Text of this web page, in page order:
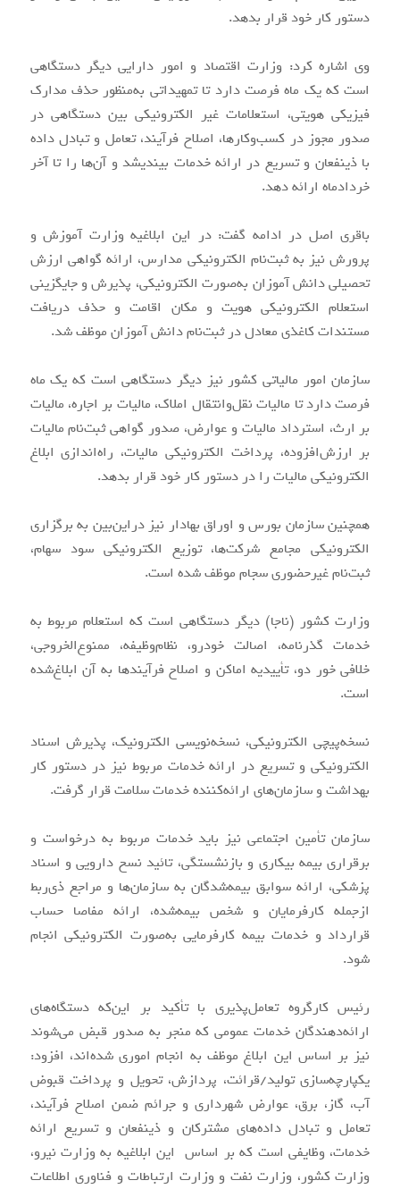
دستور کار خود قرار بدهد.
وی اشاره کرد: وزارت اقتصاد و امور دارایی دیگر دستگاهی
است که یک ماه فرصت دارد تا تمهیداتی به‌منظور حذف مدارک
فیزیکی هویتی، استعلامات غیر الکترونیکی بین دستگاهی در
صدور مجوز در کسب‌وکارها، اصلاح فرآیند، تعامل و تبادل داده
با ذینفعان و تسریع در ارائه خدمات بیندیشد و آن‌ها را تا آخر
خردادماه ارائه دهد.
باقری اصل در ادامه گفت: در این ابلاغیه وزارت آموزش و
پرورش نیز به ثبت‌نام الکترونیکی مدارس، ارائه گواهی ارزش
تحصیلی دانش آموزان به‌صورت الکترونیکی، پذیرش و جایگزینی
استعلام الکترونیکی هویت و مکان اقامت و حذف دریافت
مستندات کاغذی معادل در ثبت‌نام دانش آموزان موظف شد.
سازمان امور مالیاتی کشور نیز دیگر دستگاهی است که یک ماه
فرصت دارد تا مالیات نقل‌وانتقال املاک، مالیات بر اجاره، مالیات
بر ارث، استرداد مالیات و عوارض، صدور گواهی ثبت‌نام مالیات
بر ارزش‌افزوده، پرداخت الکترونیکی مالیات، راه‌اندازی ابلاغ
الکترونیکی مالیات را در دستور کار خود قرار بدهد.
همچنین سازمان بورس و اوراق بهادار نیز دراین‌بین به برگزاری
الکترونیکی مجامع شرکت‌ها، توزیع الکترونیکی سود سهام،
ثبت‌نام غیرحضوری سجام موظف شده است.
وزارت کشور (ناجا) دیگر دستگاهی است که استعلام مربوط به
خدمات گذرنامه، اصالت خودرو، نظام‌وظیفه، ممنوع‌الخروجی،
خلافی خور دو، تأییدیه اماکن و اصلاح فرآیندها به آن ابلاغ‌شده
است.
نسخه‌پیچی الکترونیکی، نسخه‌نویسی الکترونیک، پذیرش اسناد
الکترونیکی و تسریع در ارائه خدمات مربوط نیز در دستور کار
بهداشت و سازمان‌های ارائه‌کننده خدمات سلامت قرار گرفت.
سازمان تأمین اجتماعی نیز باید خدمات مربوط به درخواست و
برقراری بیمه بیکاری و بازنشستگی، تائید نسخ دارویی و اسناد
پزشکی، ارائه سوابق بیمه‌شدگان به سازمان‌ها و مراجع ذی‌ربط
ازجمله کارفرمایان و شخص بیمه‌شده، ارائه مفاصا حساب
قرارداد و خدمات بیمه کارفرمایی به‌صورت الکترونیکی انجام
شود.
رئیس کارگروه تعامل‌پذیری با تأکید بر این‌که دستگاه‌های
ارائه‌دهندگان خدمات عمومی که منجر به صدور قبض می‌شوند
نیز بر اساس این ابلاغ موظف به انجام اموری شده‌اند، افزود:
یکپارچه‌سازی تولید/قرائت، پردازش، تحویل و پرداخت قبوض
آب، گاز، برق، عوارض شهرداری و جرائم ضمن اصلاح فرآیند،
تعامل و تبادل داده‌های مشترکان و ذینفعان و تسریع ارائه
خدمات، وظایفی است که بر اساس این ابلاغیه به وزارت نیرو،
وزارت کشور، وزارت نفت و وزارت ارتباطات و فناوری اطلاعات